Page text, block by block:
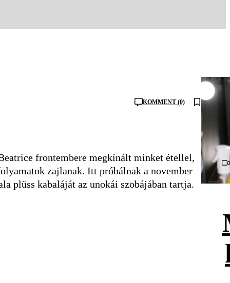
KOMMENT (0)
frontembere megkínált minket étellel,
zajlanak. Itt próbálnak a november
plüss kabaláját az unokái szobájában tartja.